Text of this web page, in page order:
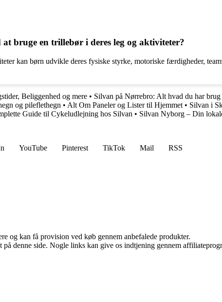
bruge en trillebør i deres leg og aktiviteter?
kan børn udvikle deres fysiske styrke, motoriske færdigheder,
Beliggenhed og mere • Silvan på Nørrebro: Alt hvad du har
og pileflethegn • Alt Om Paneler og Lister til Hjemmet • Silvan i
Guide til Cykeludlejning hos Silvan • Silvan Nyborg – Din
YouTube Pinterest TikTok Mail
RSS
og kan få provision ved køb gennem anbefalede produkter.
denne side. Nogle links kan give os indtjening gennem